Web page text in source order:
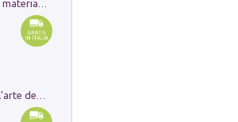
Ricerche dei dottorandi in storia dell'arte della Sapienza